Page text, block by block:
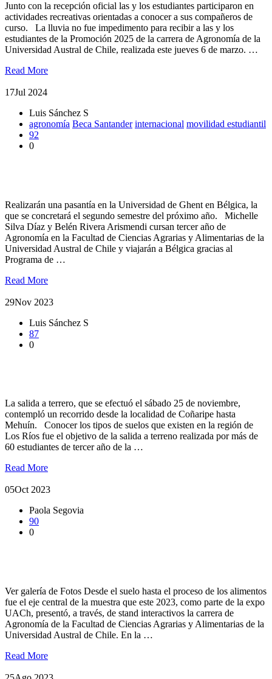
Junto con la recepción oficial las y los estudiantes participaron en
actividades recreativas orientadas a conocer a sus compañeros de
curso. La lluvia no fue impedimento para recibir a las y los
estudiantes de la Promoción 2025 de la carrera de Agronomía de la
Universidad Austral de Chile, realizada este jueves 6 de marzo. …
Read More
17Jul 2024
Luis Sánchez S
agronomía Beca Santander internacional movilidad estudiantil
92
0
Realizarán una pasantía en la Universidad de Ghent en Bélgica, la
que se concretará el segundo semestre del próximo año. Michelle
Silva Díaz y Belén Rivera Arismendi cursan tercer año de
Agronomía en la Facultad de Ciencias Agrarias y Alimentarias de la
Universidad Austral de Chile y viajarán a Bélgica gracias al
Programa de …
Read More
29Nov 2023
Luis Sánchez S
87
0
La salida a terrero, que se efectuó el sábado 25 de noviembre,
contempló un recorrido desde la localidad de Coñaripe hasta
Mehuín. Conocer los tipos de suelos que existen en la región de
Los Ríos fue el objetivo de la salida a terreno realizada por más de
60 estudiantes de tercer año de la …
Read More
05Oct 2023
Paola Segovia
90
0
Ver galería de Fotos Desde el suelo hasta el proceso de los alimentos
fue el eje central de la muestra que este 2023, como parte de la expo
UACh, presentó, a través, de stand interactivos la carrera de
Agronomía de la Facultad de Ciencias Agrarias y Alimentarias de la
Universidad Austral de Chile. En la …
Read More